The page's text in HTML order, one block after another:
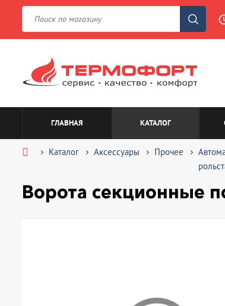
ГЛАВНАЯ КАТАЛОГ
Каталог Аксессуары Прочее
Ворота секционные